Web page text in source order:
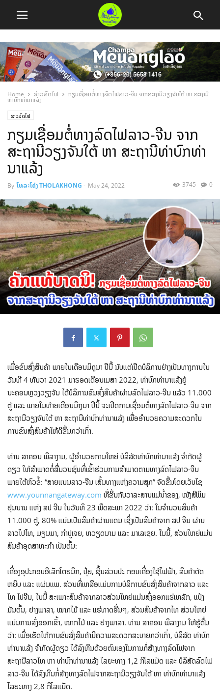
Home ຂ່າວລົດໄຟ ກຽມເຊື່ອມຕໍ່ທາງລົດໄຟລາວ-ຈີນ ຈາກສະຖານີວຽງຈັນໃຕ້ ຫາ ສະຖານີ
ທ່າບົກທ່ານາແລ້ງ
ຂ່າວລົດໄຟ
ກຽມເຊື່ອມຕໍ່ທາງລົດໄຟລາວ-ຈີນ ຈາກ
ສະຖານີວຽງຈັນໃຕ້ ຫາ ສະຖານີທ່າບົກທ່າ
ນາແລ້ງ
By ໂທລະໂຄ່ງ THOLAKHONG - May 24, 2022 0
3745
ເພື່ອຂົນສົ່ງສິນຄ້າ ພາຍໃນເດືອນມິຖຸນາ ປີນີ້ ນັບແຕ່ເປີດບໍລິການຢ່າງເປັນທາງການໃນ
ວັນທີ 4 ທັນວາ 2021 ມາຮອດເດືອນເມສາ 2022, ທ່າບົກທ່ານາແລ້ງຢູ່
ນະຄອນຫຼວງວຽງຈັນ ໄດ້ບໍລິການຂົນສົ່ງສິນຄ້າຜ່ານລົດໄຟລາວ-ຈີນ ແລ້ວ 11.000
ຕູ້ ແລະ ພາຍໃນທ້າຍເດືອນມິຖຸນາ ປີນີ້ ຈະເປີດການເຊື່ອມຕໍ່ທາງລົດໄຟລາວ-ຈີນ ຈາກ
ສະຖານີວຽງຈັນໃຕ້ ຫາ ສະຖານີທ່າບົກທ່ານາແລ້ງ ເພື່ອອໍານວຍຄວາມສະດວກໃນ
ການຂົນສົ່ງສິນຄ້າໃຫ້ດີຂຶ້ນກວ່າເກົ່າ.
ທ່ານ ສາຄອນ ພິລາງາມ, ຜູ້ອໍານວຍການໃຫຍ່ ບໍລິສັດທ່າບົກທ່ານາແລ້ງ ຈໍາກັດຜູ້
ດຽວ ໃຫ້ສໍາພາດຕໍ່ສື່ມວນຊົນທີ່ເຂົ້າຮ່ວມການສຳພາດຕາມທາງລົດໄຟລາວ-ຈີນ
ພາຍໃຕ້ຫົວຂໍ້: “ສາຍແນນລາວ-ຈີນ ເສັ້ນທາງແຫ່ງຄວາມສຸກ” ຈັດຂຶ້ນໂດຍເວັບໄຊ
www.younnangateway.com ທີ່ຂຶ້ນກັບວາລະສານແມ່ນໍ້າຂອງ, ໜັງສືພິມ
ຢຸນນານ ແຫ່ງ ສປ ຈີນ ໃນວັນທິ 23 ພຶດສະພາ 2022 ວ່າ: ໃນຈໍານວນສິນຄ້າ
11.000 ຕູ້, 80% ແມ່ນເປັນສິນຄ້າຜ່ານແດນ ເຊີ່ງເປັນສິນຄ້າຈາກ ສປ ຈີນ ຜ່ານ
ລາວໄປໄທ, ມຽນມາ, ກໍາປູເຈຍ, ຫວຽດນາມ ແລະ ມາເລເຊຍ. ໃນນີ້, ສ່ວນໃຫຍ່ແມ່ນ
ສິນຄ້າອຸດສາຫະກໍາ ເປັນຕົ້ນ:
ເຄື່ອງອຸປະກອບອີເລັກໂຕຣນິກ, ປຸ໋ຍ, ຊີ້ນສ່ວນປະ ກອບເຄື່ອງໃຊ້ໄຟຟ້າ, ສິນຄ້າຕັດ
ຫຍິບ ແລະ ແຜ່ນແພ. ສ່ວນທີ່ເຫລືອແມ່ນການບໍລິການຂົນສົ່ງສິນຄ້າຈາກລາວ ແລະ
ໄທ ໄປຈີນ, ໃນນີ້ ສະເພາະສິນຄ້າຈາກລາວສ່ວນໃຫຍ່ແມ່ນສົ່ງອອກແຮ່ເຫລັກ, ແປ້ງ
ມັນຕົ້ນ, ຢາງພາລາ, ໝາກໄມ້ ແລະ ແຮ່ທາດອື່ນໆ, ສ່ວນສິນຄ້າຈາກໄທ ສ່ວນໃຫຍ່
ແມ່ນການສົ່ງອອກເຂົ້າ, ໝາກໄມ້ ແລະ ຢາງພາລາ. ທ່ານ ສາຄອນ ພິລາງາມ ໃຫ້ຮູ້ຕື່ມ
ວ່າ: ເພື່ອເຮັດໃຫ້ການຂົນສົ່ງສິນຄ້າມີຄວາມສະດວກສະບາຍກວ່າເກົ່າ, ບໍລິສັດ ທ່າບົກ
ທ່ານາແລ້ງ ຈໍາກັດຜູ້ດຽວ ໄດ້ລົງທຶນດ້ວຍຕົນເອງໃນການກໍ່ສ້າງທາງລົດໄຟຈາກ
ສະຖານີລາວໄທ ຫາ ທ່າບົກທ່ານາແລ້ງ ໄລຍະທາງ 1,2 ກິໂລແມັດ ແລະ ບໍລິສັດລົດໄຟ
ລາວ-ຈີນ ໄດ້ລົງທຶນກໍ່ສ້າງທາງລົດໄຟຈາກສະຖານີວຽງຈັນໃຕ້ ຫາ ທ່າບົກທ່ານາແລ້ງ
ໄລຍະທາງ 2,8 ກິໂລແມັດ.